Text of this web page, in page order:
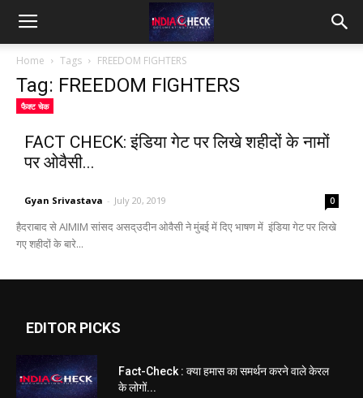
IndiaCheck
Home Tags FREEDOM FIGHTERS
Tag: FREEDOM FIGHTERS
फैक्ट चेक
FACT CHECK: इंडिया गेट पर लिखे शहीदों के नामों
पर ओवैसी...
Gyan Srivastava - July 20, 2019 0
हैदराबाद से AIMIM सांसद असद्उदीन ओवैसी ने मुंबई में दिए भाषण में इंडिया गेट पर लिखे
गए शहीदों के बारे...
EDITOR PICKS
Fact-Check : क्या हमास का समर्थन करने वाले केरल
के लोगों...